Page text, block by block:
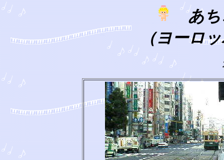
あち
（ヨーロ